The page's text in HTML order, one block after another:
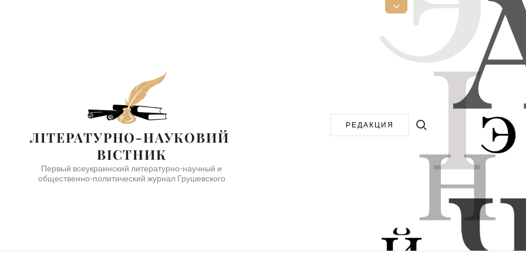
Открыть
верхнюю
боковую
ЛІТЕРАТУРНО-НАУКОВИЙ
ВІСТНИК
Первый всеукраинский литературно-научный и
общественно-политический журнал Грушевского
РЕДАКЦИЯ
Поиск: